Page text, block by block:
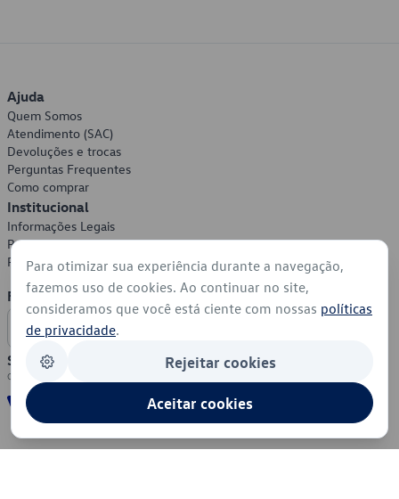
Ajuda
Quem Somos
Atendimento (SAC)
Devoluções e trocas
Perguntas Frequentes
Como comprar
Institucional
Informações Legais
Política de Privacidade
Política de Cookies
Formas de Pagamento
Segurança
Para otimizar sua experiência durante a navegação,
fazemos uso de cookies. Ao continuar no site,
consideramos que você está ciente com nossas políticas
de privacidade.
Rejeitar cookies
Aceitar cookies